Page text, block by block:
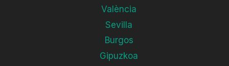
València
Sevilla
Burgos
Gipuzkoa